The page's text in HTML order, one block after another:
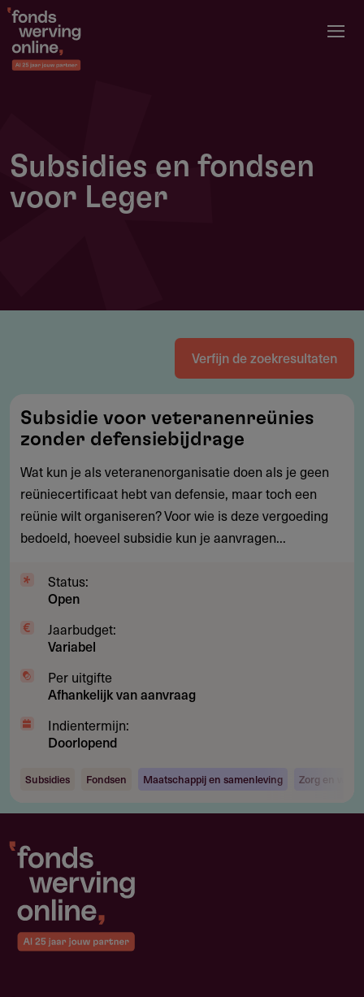
Overslaan
naar
de
Subsidies en fondsen
voor Leger
Verfijn de zoekresultaten
voor
veteranenreünies
zonder
defensiebijdrage
Subsidie voor veteranenreünies
zonder defensiebijdrage
Wat kun je als veteranenorganisatie doen als je geen
reüniecertificaat hebt van defensie, maar toch een
reünie wilt organiseren? Voor wie is deze vergoeding
bedoeld, hoeveel subsidie kun je aanvragen...
Status:
Open
Jaarbudget:
Variabel
Per uitgifte
Afhankelijk van aanvraag
Indientermijn:
Doorlopend
Subsidies Fondsen Maatschappij en samenleving Zorg en